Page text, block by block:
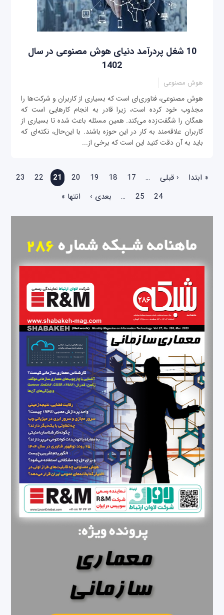
10 شغل پردرآمد دنیای هوش مصنوعی در سال
1402
هوش مصنوعی
هوش مصنوعی، فناوری‌ای است که بسیاری از کاربران و شرکت‌ها را
مجذوب خود کرده است، زیرا قادر به انجام کارهایی است که
همگان را شگفت‌زده می‌کند. همین مسئله باعث شده تا بسیاری از
کاربران علاقه‌مند به کار در این حوزه باشند. با این‌حال، نکته‌ای که
باید به آن دقت کنید این است که برخی از...
صفحه‌ها
« ابتدا ‹ قبلی …
17
18
19
20
21
22
23
24
25
… بعدی › انتها »